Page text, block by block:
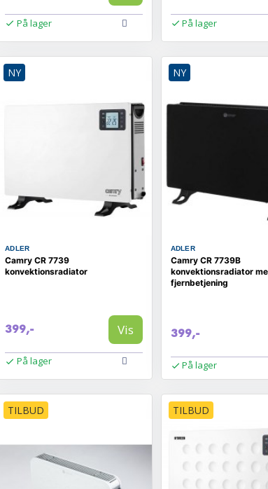
På lager På lager
NY
ADLER
Camry CR 7739
konvektionsradiator
399,- Vis
På lager
NY
ADLER
Camry CR 7739B
konvektionsradiator
fjernbetjening
399,-
På lager
TILBUD TILBUD